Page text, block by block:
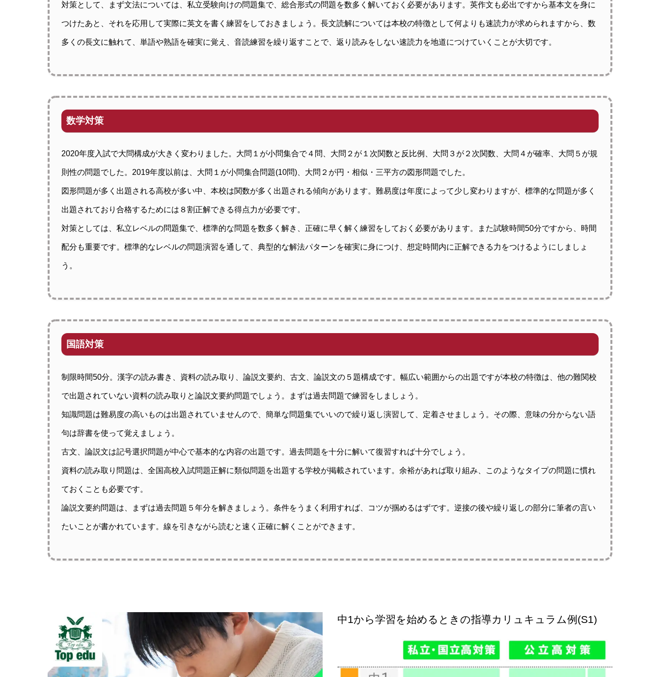
対策として、まず文法については、私立受験向けの問題集で、総合形式の問題を数多く解いておく必要があります。英作文も必出ですから基本文を身に
つけたあと、それを応用して実際に英文を書く練習をしておきましょう。長文読解については本校の特徴として何よりも速読力が求められますから、数
多くの長文に触れて、単語や熟語を確実に覚え、音読練習を繰り返すことで、返り読みをしない速読力を地道につけていくことが大切です。
数学対策
2020年度入試で大問構成が大きく変わりました。大問１が小問集合で４問、大問２が１次関数と反比例、大問３が２次関数、大問４が確率、大問５が規
則性の問題でした。2019年度以前は、大問１が小問集合問題(10問)、大問２が円・相似・三平方の図形問題でした。
図形問題が多く出題される高校が多い中、本校は関数が多く出題される傾向があります。難易度は年度によって少し変わりますが、標準的な問題が多く
出題されており合格するためには８割正解できる得点力が必要です。
対策としては、私立レベルの問題集で、標準的な問題を数多く解き、正確に早く解く練習をしておく必要があります。また試験時間50分ですから、時間
配分も重要です。標準的なレベルの問題演習を通して、典型的な解法パターンを確実に身につけ、想定時間内に正解できる力をつけるようにしましょ
う。
国語対策
制限時間50分。漢字の読み書き、資料の読み取り、論説文要約、古文、論説文の５題構成です。幅広い範囲からの出題ですが本校の特徴は、他の難関校
で出題されていない資料の読み取りと論説文要約問題でしょう。まずは過去問題で練習をしましょう。
知識問題は難易度の高いものは出題されていませんので、簡単な問題集でいいので繰り返し演習して、定着させましょう。その際、意味の分からない語
句は辞書を使って覚えましょう。
古文、論説文は記号選択問題が中心で基本的な内容の出題です。過去問題を十分に解いて復習すれば十分でしょう。
資料の読み取り問題は、全国高校入試問題正解に類似問題を出題する学校が掲載されています。余裕があれば取り組み、このようなタイプの問題に慣れ
ておくことも必要です。
論説文要約問題は、まずは過去問題５年分を解きましょう。条件をうまく利用すれば、コツが掴めるはずです。逆接の後や繰り返しの部分に筆者の言い
たいことが書かれています。線を引きながら読むと速く正確に解くことができます。
中1から学習を始めるときの指導カリュキュラム例(S1)